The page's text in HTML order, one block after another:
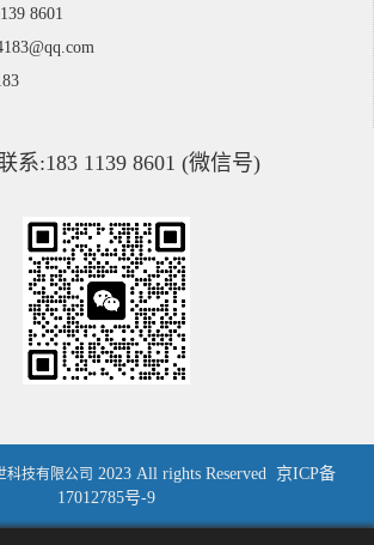
8601
系:183 1139 8601 (微信号)
科技有限公司 2023 All rights Reserved 京ICP备
17012785号-9